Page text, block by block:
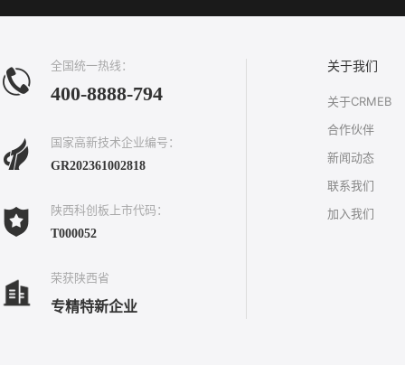
全国统一热线：
400-8888-794
国家高新技术企业编号：
GR202361002818
陕西科创板上市代码：
T000052
荣获陕西省
专精特新企业
关于我们
关于CRMEB
合作伙伴
新闻动态
联系我们
加入我们